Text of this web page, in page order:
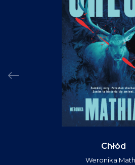
Chłód
Weronika